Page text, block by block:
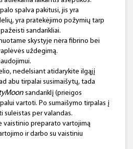
spalva pakitusi, jis yra
yra pratekėjimo požymių tarp
sandarikliai.
skystyje nėra fibrino bei
uždegimą.
nedelsiant atidarykite ilgąjį
abu tirpalai susimaišytų, tada
sandariklį (prieigos
vartoti. Po sumaišymo tirpalas į
suleistas per valandas.
vaistinio preparato vartojimą
ir darbo su vaistiniu